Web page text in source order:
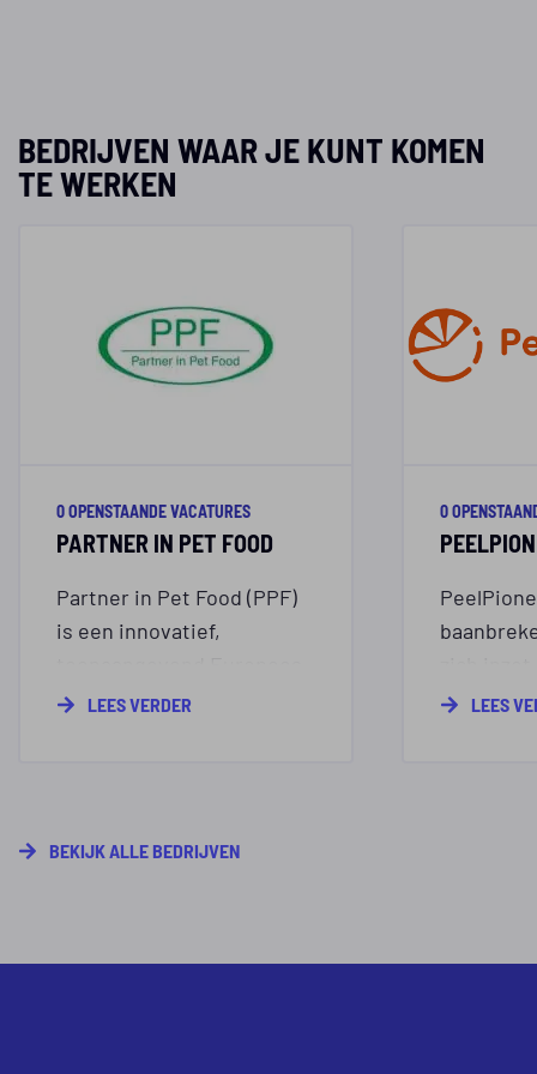
BEDRIJVEN WAAR JE KUNT KOMEN
TE WERKEN
0 OPENSTAANDE VACATURES
PARTNER IN PET FOOD
Partner in Pet Food (PPF)
is een innovatief,
huisdiervoederbedrijf dat
produceert.
LEES VERDER
0
te LEES
BEKIJK ALLE BEDRIJVEN